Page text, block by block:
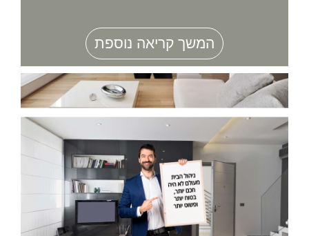
המשך קריאה נוספת